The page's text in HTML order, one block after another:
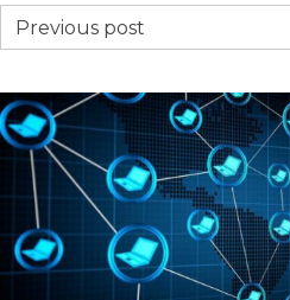
Previous post